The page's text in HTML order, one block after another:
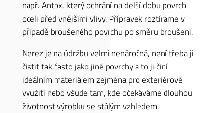
např. Antox, který ochrání na delší dobu povrch
oceli před vnějšími vlivy. Přípravek roztíráme v
případě broušeného povrchu po směru broušení.
Nerez je na údržbu velmi nenáročná, není třeba ji
čistit tak často jako jiné povrchy a to ji činí
ideálním materiálem zejména pro exteriérové
využití nebo všude tam, kde očekáváme dlouhou
životnost výrobku se stálým vzhledem.